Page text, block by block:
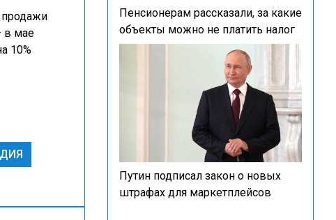
продажи
в мае
10%
Пенсионерам рассказали, за какие
объекты можно не платить налог
Путин подписал закон о новых
штрафах для маркетплейсов